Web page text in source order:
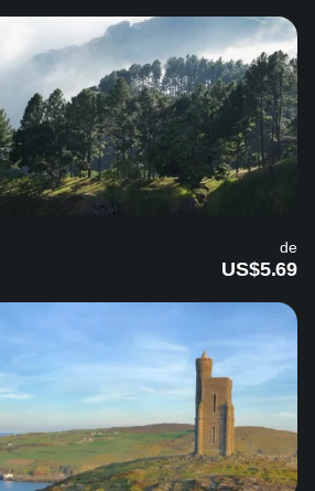
de
US$5.69